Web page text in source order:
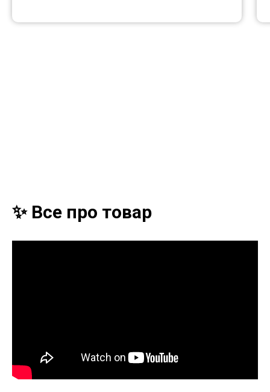
✨ Все про товар